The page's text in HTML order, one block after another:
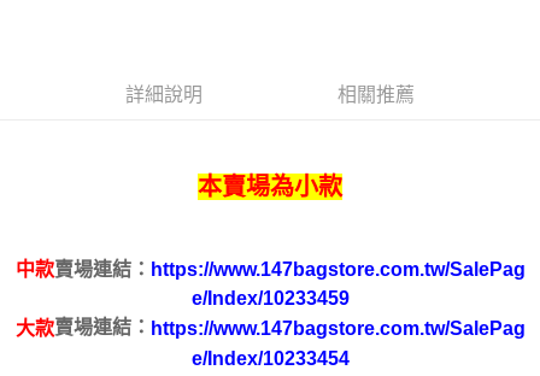
【關於「AFTEE先享後付」】
AFTEE先享後付是「在收到商品之後才付款」的支付方式。 讓您購物簡單
２．便利：只要手機號碼，簡訊認證，即可結帳。
３．安心：先確認商品／服務後，再付款。
【「AFTEE先享後付」結帳流程】
結帳頁面，進行簡訊認證並確認金額後，即可完成結帳。
全家取貨付款
每筆NT$100，滿NT$699(含以上)免運費
詳細說明 相關推薦
本賣場為小款
中款賣場連結： https://www.147bagstore.com.tw/SalePag
e/Index/10233459
大款賣場連結： https://www.147bagstore.com.tw/SalePag
e/Index/10233454